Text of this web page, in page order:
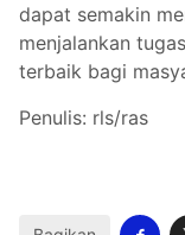
dapat semakin
menjalankan
terbaik bagi
Penulis: rls/ras